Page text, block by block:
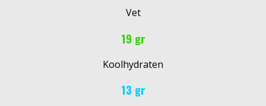
Vet
19 gr
Koolhydraten
13 gr